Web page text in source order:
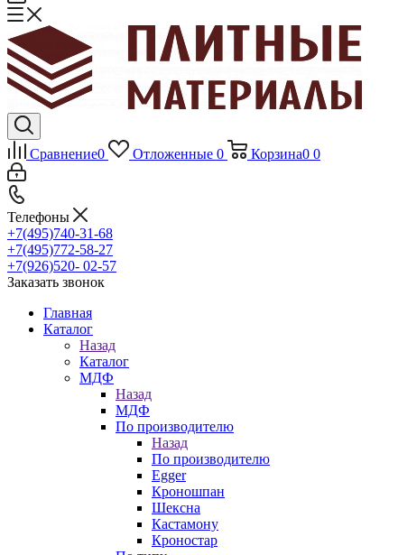
Сравнение0 Отложенные 0 Корзина0 0
Телефоны
+7(495)740-31-68
+7(495)772-58-27
+7(926)520- 02-57
Заказать звонок
Главная
Каталог
Назад
Каталог
МДФ
Назад
МДФ
По производителю
Назад
По производителю
Egger
Кроношпан
Шексна
Кастамону
Кроностар